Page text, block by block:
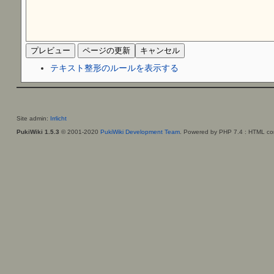
テキスト整形のルールを表示する
Site admin: Irrlicht
PukiWiki 1.5.3 © 2001-2020 PukiWiki Development Team. Powered by PHP 7.4 : HTML